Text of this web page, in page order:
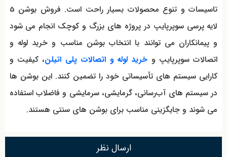
تاسیسات و تنوع محصولات بسیار راحت است. فروش بوشن 5
لایه پرسی سوپرپایپ در پروژه‌ های بزرگ و کوچک انجام می شود
و پیمانکاران می توانند با انتخاب بوشن مناسب و خرید لوله و
اتصالات سوپرپایپ و خرید لوله و اتصالات پلی اتیلن، کیفیت و
کارایی سیستم‌ های تأسیساتی خود را تضمین کنند. این بوشن‌ ها
در سیستم‌ های آب‌رسانی، گرمایشی، سرمایشی و فاضلاب استفاده
می شوند و جایگزینی مناسب برای بوشن‌ های سنتی هستند.
ارسال نظر